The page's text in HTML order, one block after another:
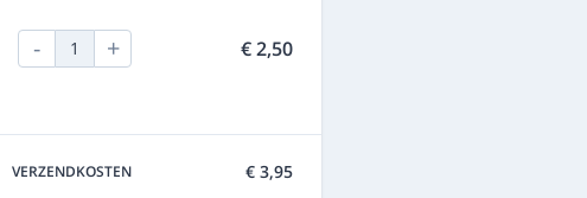
- 1 + € 2,50
VERZENDKOSTEN € 3,95